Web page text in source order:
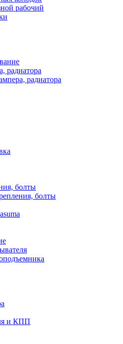
рабочий
радиатора
радиатора
болты
болты
и КПП